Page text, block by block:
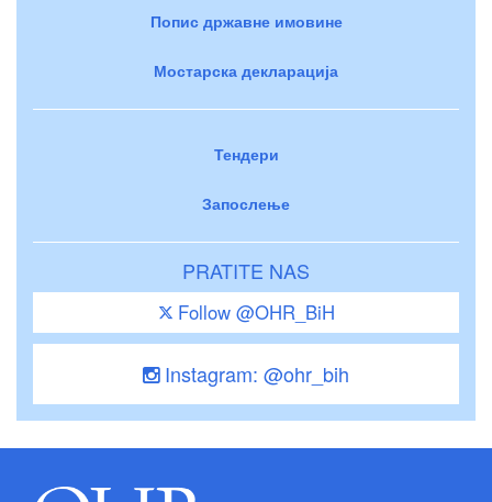
Попис државне имовине
Мостарска декларација
Тендери
Запослење
PRATITE NAS
Follow @OHR_BiH
Instagram: @ohr_bih